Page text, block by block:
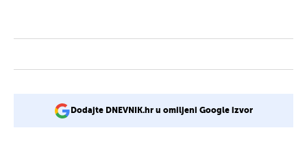
Dodajte DNEVNIK.hr u omiljeni Google izvor